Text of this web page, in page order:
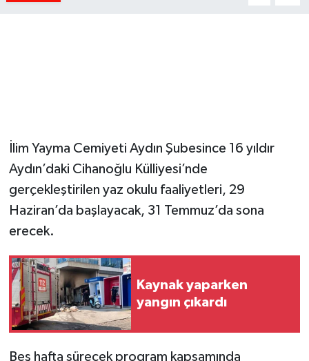
İlim Yayma Cemiyeti Aydın Şubesince 16 yıldır
Aydın’daki Cihanoğlu Külliyesi’nde
gerçekleştirilen yaz okulu faaliyetleri, 29
Haziran’da başlayacak, 31 Temmuz’da sona
erecek.
Kaynak yaparken
yangın çıkardı
Beş hafta sürecek program kapsamında